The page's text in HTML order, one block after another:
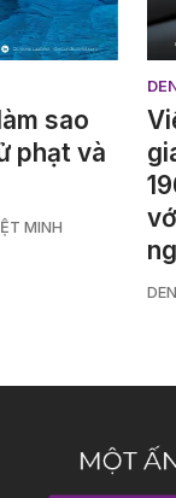
sao
phạt và
MINH